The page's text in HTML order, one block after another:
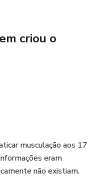
criou o
musculação aos 17
eram
não existiam.